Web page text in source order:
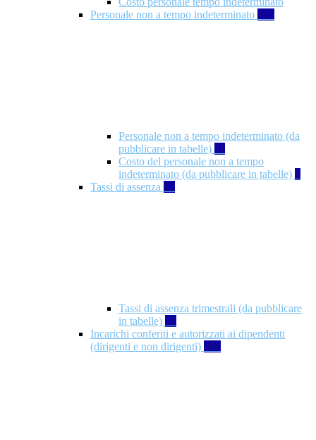
Personale non a tempo indeterminato 105
Personale non a tempo indeterminato (da
pubblicare in tabelle) 11
Costo del personale non a tempo
indeterminato (da pubblicare in tabelle) 8
Tassi di assenza 12
Tassi di assenza trimestrali (da pubblicare
in tabelle) 12
Incarichi conferiti e autorizzati ai dipendenti
(dirigenti e non dirigenti) 490